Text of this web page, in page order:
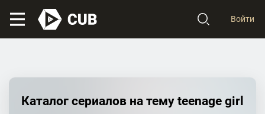
Войти
Каталог сериалов на тему teenage girl